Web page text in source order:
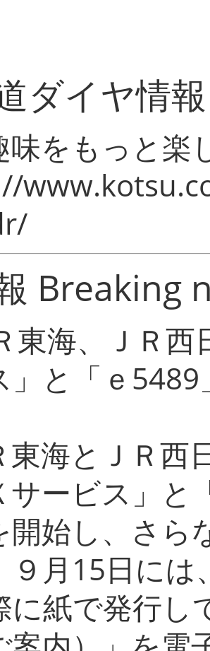
ダイヤ情
味をもっと楽
Breaking
東海、ＪＲ
」と「ｅ
海とＪＲ西
サービス」
開始し、さら
９月15日に
に紙で発行し